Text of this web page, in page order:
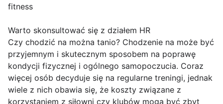
fitness
Warto skonsultować się z działem HR
Czy chodzić na można tanio? Chodzenie na może być
przyjemnym i skutecznym sposobem na poprawę
kondycji fizycznej i ogólnego samopoczucia. Coraz
więcej osób decyduje się na regularne treningi, jednak
wiele z nich obawia się, że koszty związane z
korzystaniem z siłowni czy klubów mogą być zbyt